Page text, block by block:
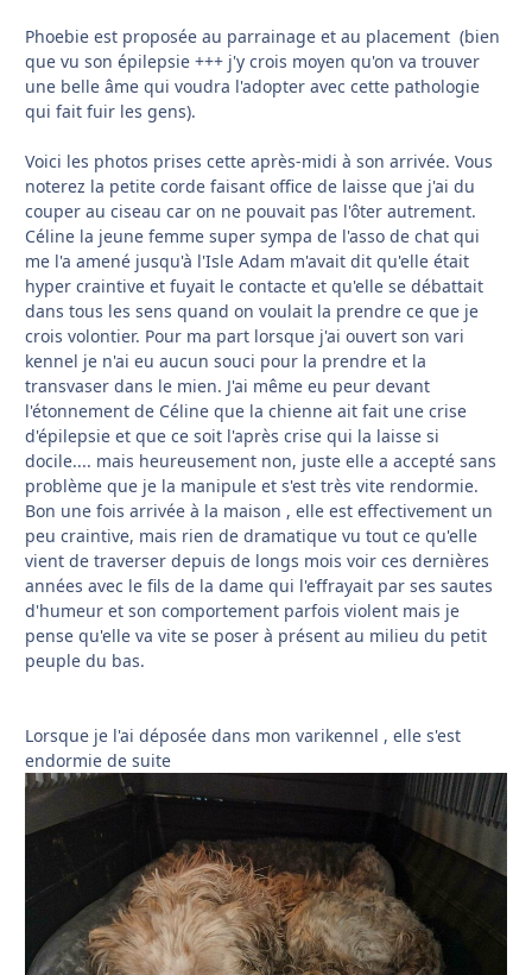
Phoebie est proposée au parrainage et au placement (bien
que vu son épilepsie +++ j'y crois moyen qu'on va trouver
une belle âme qui voudra l'adopter avec cette pathologie
qui fait fuir les gens).
Voici les photos prises cette après-midi à son arrivée. Vous
noterez la petite corde faisant office de laisse que j'ai du
couper au ciseau car on ne pouvait pas l'ôter autrement.
Céline la jeune femme super sympa de l'asso de chat qui
me l'a amené jusqu'à l'Isle Adam m'avait dit qu'elle était
hyper craintive et fuyait le contacte et qu'elle se débattait
dans tous les sens quand on voulait la prendre ce que je
crois volontier. Pour ma part lorsque j'ai ouvert son vari
kennel je n'ai eu aucun souci pour la prendre et la
transvaser dans le mien. J'ai même eu peur devant
l'étonnement de Céline que la chienne ait fait une crise
d'épilepsie et que ce soit l'après crise qui la laisse si
docile.... mais heureusement non, juste elle a accepté sans
problème que je la manipule et s'est très vite rendormie.
Bon une fois arrivée à la maison , elle est effectivement un
peu craintive, mais rien de dramatique vu tout ce qu'elle
vient de traverser depuis de longs mois voir ces dernières
années avec le fils de la dame qui l'effrayait par ses sautes
d'humeur et son comportement parfois violent mais je
pense qu'elle va vite se poser à présent au milieu du petit
peuple du bas.
Lorsque je l'ai déposée dans mon varikennel , elle s'est
endormie de suite